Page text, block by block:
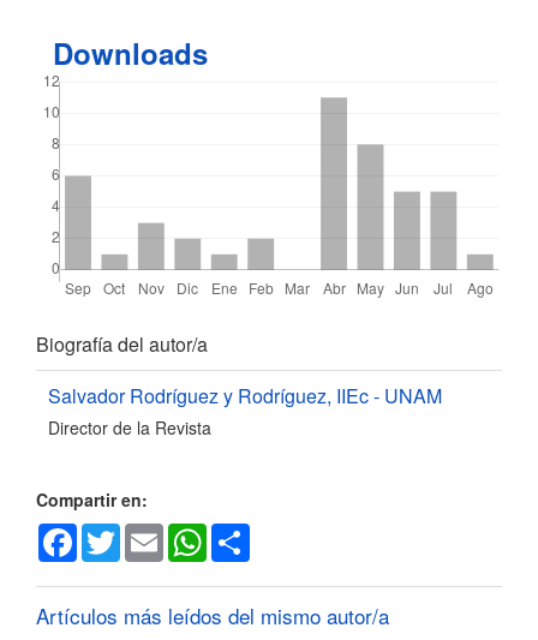
del
artículo
Downloads
Detalles
del
artículo
Biografía del autor/a
Salvador Rodríguez y Rodríguez, IIEc - UNAM
Director de la Revista
Compartir en:
Facebook
TwitterEmail WhatsApp
Artículos más leídos del mismo autor/a